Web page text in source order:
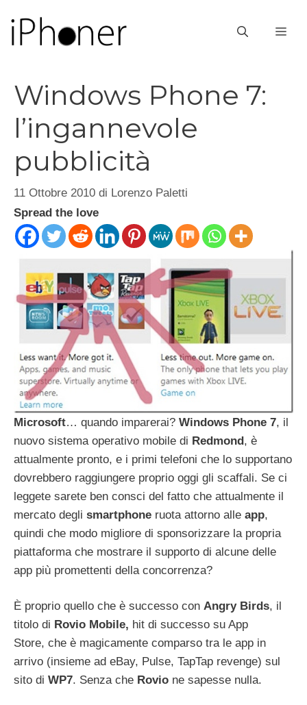
contenuto
Windows Phone 7:
l’ingannevole
pubblicità
11 Ottobre 2010 di Lorenzo Paletti
Spread the love
Microsoft… quando imparerai? Windows Phone 7, il
nuovo sistema operativo mobile di Redmond, è
attualmente pronto, e i primi telefoni che lo supportano
dovrebbero raggiungere proprio oggi gli scaffali. Se ci
leggete sarete ben consci del fatto che attualmente il
mercato degli smartphone ruota attorno alle app,
quindi che modo migliore di sponsorizzare la propria
piattaforma che mostrare il supporto di alcune delle
app più promettenti della concorrenza?
È proprio quello che è successo con Angry Birds, il
titolo di Rovio Mobile, hit di successo su App
Store, che è magicamente comparso tra le app in
arrivo (insieme ad eBay, Pulse, TapTap revenge) sul
sito di WP7. Senza che Rovio ne sapesse nulla.